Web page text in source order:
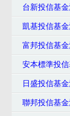
台新投信基金
凱基投信基金
富邦投信基金
安本標準投信
日盛投信基金
聯邦投信基金